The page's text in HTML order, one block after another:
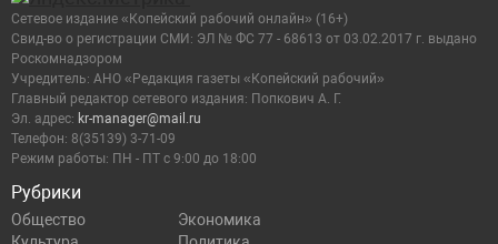
Рубрики
Общество
Экономика
Сетевое издание «Копейский рабочий онлайн» (16+)
Cвид-во о регистрации СМИ: ЭЛ № ФС 77 - 68613 от 03.02.2017 г. выдано
Роскомнадзором
Учредитель: АНО «Редакция газеты «Копейский рабочий»
Главный редактор сетевого издания: Попкович А. Г.
Эл. адрес: kr-manager@mail.ru
Телефон: 8(35139) 3-71-09
Режим работы: ПН - ПТ с 9:00 до 18:00